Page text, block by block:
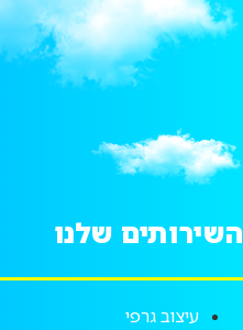
השירותים שלנו
עיצוב גרפי